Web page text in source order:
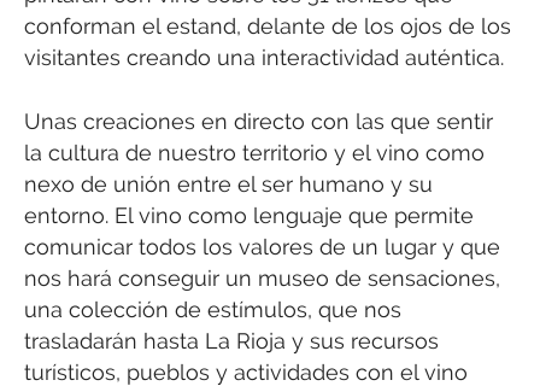
conforman el estand, delante de los ojos de los
visitantes creando una interactividad auténtica.
Unas creaciones en directo con las que sentir
la cultura de nuestro territorio y el vino como
nexo de unión entre el ser humano y su
entorno. El vino como lenguaje que permite
comunicar todos los valores de un lugar y que
nos hará conseguir un museo de sensaciones,
una colección de estímulos, que nos
trasladarán hasta La Rioja y sus recursos
turísticos, pueblos y actividades con el vino